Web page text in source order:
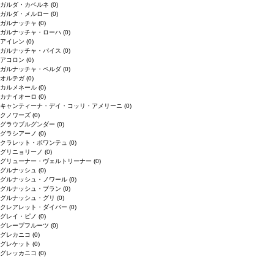
ガルダ・カベルネ (0)
ガルダ・メルロー (0)
ガルナッチャ (0)
ガルナッチャ・ローハ (0)
アイレン (0)
ガルナッチャ・パイス (0)
アコロン (0)
ガルナッチャ・ペルダ (0)
オルテガ (0)
カルメネール (0)
カナイオーロ (0)
キャンティーナ・デイ・コッリ・アメリーニ (0)
クノワーズ (0)
グラウブルグンダー (0)
グラシアーノ (0)
クラレット・ボワンテュ (0)
グリニョリーノ (0)
グリューナー・ヴェルトリーナー (0)
グルナッシュ (0)
グルナッシュ・ノワール (0)
グルナッシュ・ブラン (0)
グルナッシュ・グリ (0)
クレアレット・ダイバー (0)
グレイ・ピノ (0)
グレープフルーツ (0)
グレカニコ (0)
グレケット (0)
グレッカニコ (0)